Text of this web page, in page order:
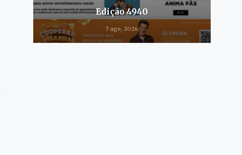
Edição 4940
7 ago, 2026